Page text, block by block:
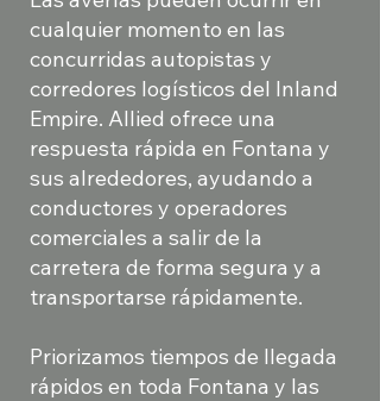
cualquier momento en las
concurridas autopistas y
corredores logísticos del Inland
Empire. Allied ofrece una
respuesta rápida en Fontana y
sus alrededores, ayudando a
conductores y operadores
comerciales a salir de la
carretera de forma segura y a
transportarse rápidamente.
Priorizamos tiempos de llegada
rápidos en toda Fontana y las